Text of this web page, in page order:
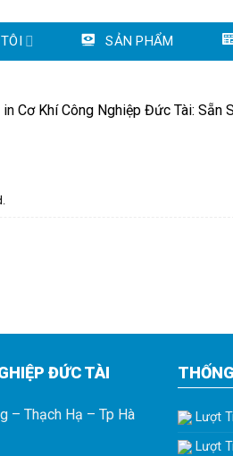
SẢN PHẨM
in Cơ Khí Công Nghiệp Đức Tài: Sẵn
ĐỨC TÀI
– Thạch Hạ – Tp Hà
Lượt
Lượt